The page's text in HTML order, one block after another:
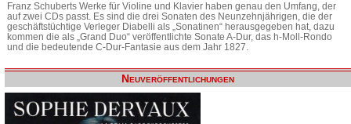
Franz Schuberts Werke für Violine und Klavier haben genau den Umfang, der
auf zwei CDs passt. Es sind die drei Sonaten des Neunzehnjährigen, die der
geschäftstüchtige Verleger Diabelli als „Sonatinen“ herausgegeben hat, dazu
kommen die als „Grand Duo“ veröffentlichte Sonate A-Dur, das h-Moll-Rondo
und die bedeutende C-Dur-Fantasie aus dem Jahr 1827.
Neuveröffentlichungen